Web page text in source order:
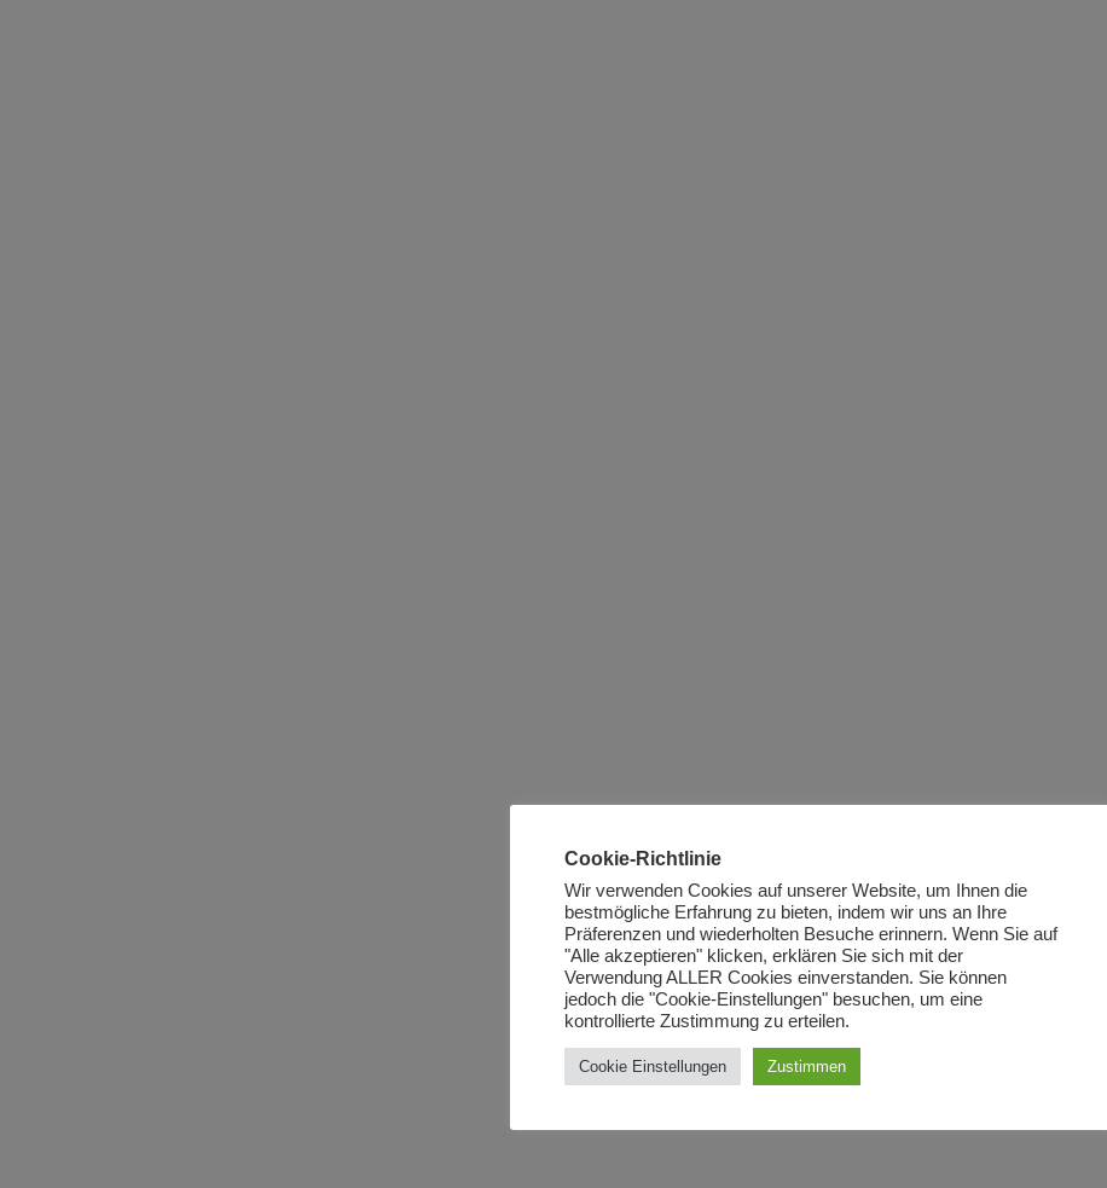
Cookie-Richtlinie
Wir verwenden Cookies auf unserer Website, um Ihnen die
bestmögliche Erfahrung zu bieten, indem wir uns an Ihre
Präferenzen und wiederholten Besuche erinnern. Wenn Sie auf
"Alle akzeptieren" klicken, erklären Sie sich mit der
Verwendung ALLER Cookies einverstanden. Sie können
jedoch die "Cookie-Einstellungen" besuchen, um eine
kontrollierte Zustimmung zu erteilen.
Cookie Einstellungen Zustimmen